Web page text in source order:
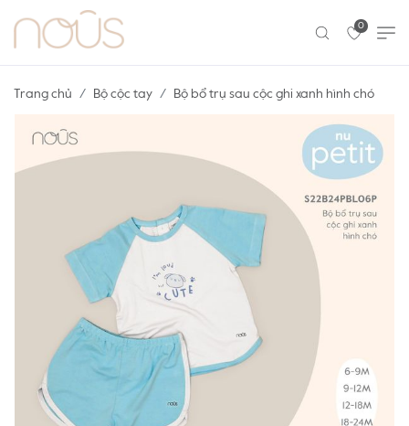
0
Trang chủ Bộ cộc tay Bộ bổ trụ sau cộc ghi xanh hình chó